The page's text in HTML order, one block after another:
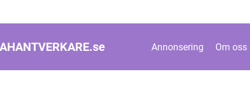
se Annonsering Om oss